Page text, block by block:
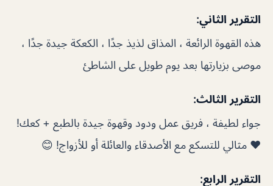
التقرير الثاني:
هذه القهوة الرائعة ، المذاق لذيذ جدًا ، الكعكة جيدة جدًا ،
موصى بزيارتها بعد يوم طويل على الشاطئ
التقرير الثالث:
جواء لطيفة ، فريق عمل ودود وقهوة جيدة بالطبع + كعك!
❤ مثالي للتسكع مع الأصدقاء والعائلة أو للأزواج! 😊
التقرير الرابع: